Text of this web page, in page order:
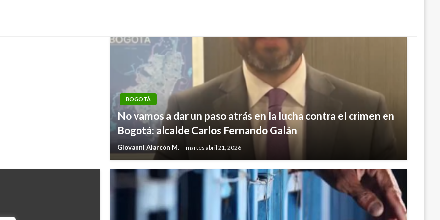
BOGOTÁ
No vamos a dar un paso atrás en la lucha contra el crimen en
Bogotá: alcalde Carlos Fernando Galán
Giovanni Alarcón M. martes abril 21, 2026